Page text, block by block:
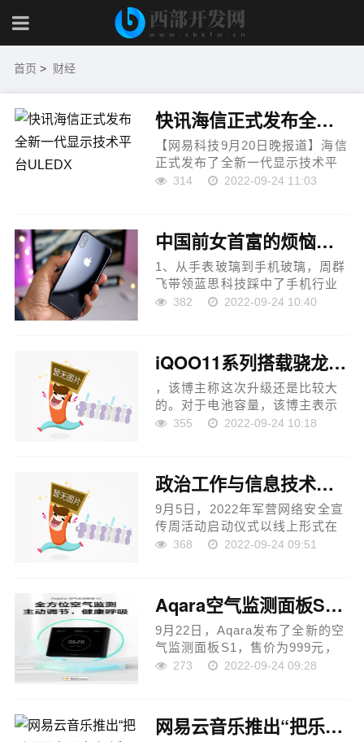
首页 > 财经
快讯海信正式发布全新一代显示技术平台ULEDX
【网易科技9月20日晚报道】海信
正式发布了全新一代显示技术平
台ULED X，并推出了基于该技术
12bits提升至16bits，实现
409616级智...
314 2022-09-24 11:03
中国前女首富的烦恼：手握苹果订单深陷，市值已蒸发千亿
1、从手表玻璃到手机玻璃，周群
飞带领蓝思科技踩中了手机行业
的风口，依靠苹果订单成为明星
科技业绩频频变脸，还面...
382 2022-09-24 10:40
iQOO11系列搭载骁龙8Gen2芯片，配备大底主摄+百瓦大电池
，该博主称这次升级还是比较大
的。对于电池容量，该博主表示
没有达到 5500mAh，一般只有次
示，iQOO 11 系列新机将采用2K
分辨...
355 2022-09-24 10:18
政治工作与信息技术结合，织就军营“e网蓝天”
9月5日，2022年军营网络安全宣
传周活动启动仪式以线上形式在
空降兵某部举行。 作为启动仪式
式及时收看了启动仪式的盛...
368 2022-09-24 09:51
Aqara空气监测面板S1上市全屋环境健康步入主动调节新境界
9月22日，Aqara发布了全新的空
气监测面板S1，售价为999元，
目前在 Aqara Home 智能家居体
除了温度、湿度和PM2。5以外，
还支持...
273 2022-09-24 09:28
网易云音乐推出“把乐评写在月亮上”活动，再次用乐评打动人心